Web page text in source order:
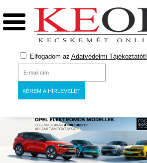
Elfogadom az Adatvédelmi Tájékoztatót!